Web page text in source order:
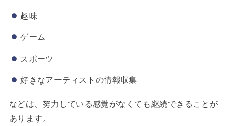
趣味
ゲーム
スポーツ
好きなアーティストの情報収集
などは、努力している感覚がなくても継続できることが
あります。